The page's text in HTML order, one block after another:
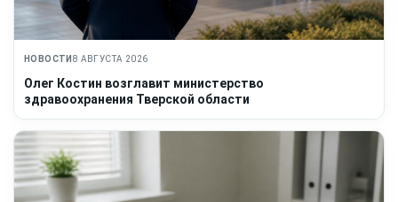
НОВОСТИ 8 АВГУСТА 2026
Олег Костин возглавит министерство
здравоохранения Тверской области